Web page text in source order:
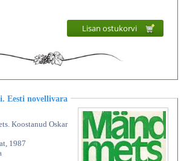
Lisan ostukorvi
Eesti novellivara
Koostanud Oskar
1987